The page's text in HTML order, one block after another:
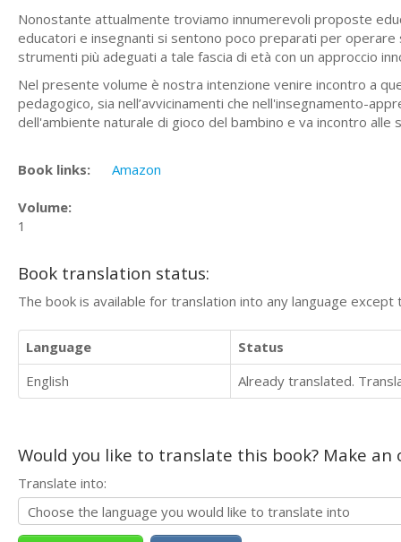
Nonostante attualmente troviamo innumerevoli proposte
educatori e insegnanti si sentono poco preparati per
strumenti più adeguati a tale fascia di età con un approccio
Nel presente volume è nostra intenzione venire incontro a
pedagogico, sia nell’avvicinamenti che nell'insegnamento-
dell'ambiente naturale di gioco del bambino e va incontro alle
Book links: Amazon
Volume:
1
Book translation status:
The book is available for translation into any language
Language
Status
English
Already translated.
Would you like to translate this book? Make
Translate into: